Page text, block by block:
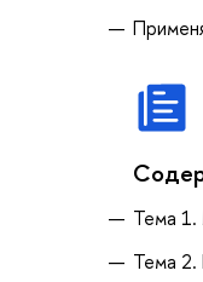
Тема 1.
Тема 2.